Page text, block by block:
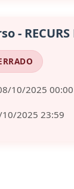
-
10/2025 00:00
2025 23:59